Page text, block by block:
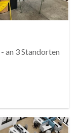
an 3 Standorten